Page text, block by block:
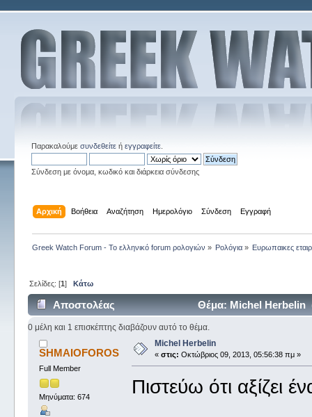
Παρακαλούμε συνδεθείτεή εγγραφείτε.
Σύνδεση με όνομα, κωδικό και διάρκεια σύνδεσης
Αρχική Βοήθεια Αναζήτηση Ημερολόγιο Σύνδεση Εγγραφή
Greek Watch Forum - Το ελληνικό forum ρολογιών » Ρολόγια » Ευρωπαικες
Σελίδες: [1] Κάτω
Αποστολέας Θέμα: Μichel Ηerbelin
0 μέλη και 1 επισκέπτης διαβάζουν αυτό το θέμα.
SHMAIOFOROS
Full Member
Μηνύματα: 674
Μichel Ηerbelin
« στις: Οκτώβριος 09, 2013, 05:56:38 πμ »
Πιστεύω ότι αξίζει